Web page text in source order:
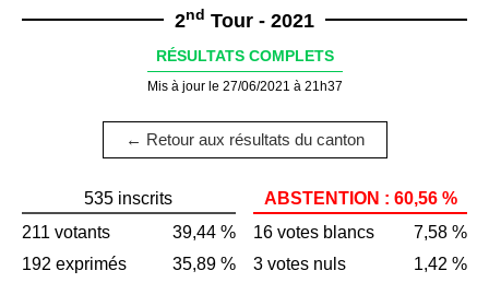
2nd Tour - 2021
RÉSULTATS COMPLETS
Mis à jour le 27/06/2021 à 21h37
← Retour aux résultats du canton
535 inscrits
211 votants
39,44 %
192 exprimés
35,89 %
ABSTENTION : 60,56 %
16 votes blancs
7,58 %
3 votes nuls
1,42 %